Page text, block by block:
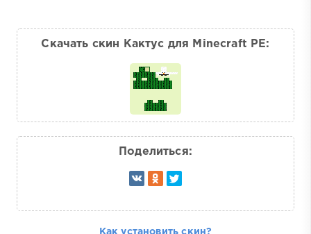
Скачать скин Кактус для Minecraft PE:
Поделиться:
Как установить скин?